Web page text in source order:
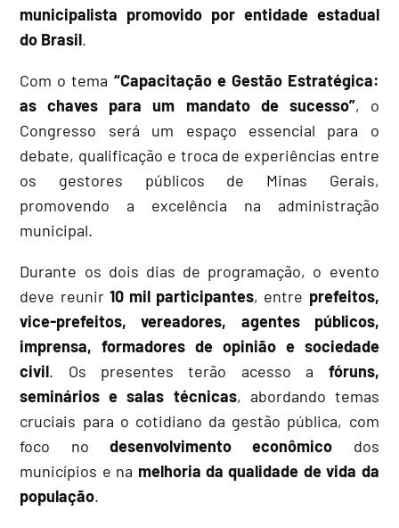
municipalista promovido por entidade estadual
do Brasil.
Com o tema “Capacitação e Gestão Estratégica:
as chaves para um mandato de sucesso”, o
Congresso será um espaço essencial para o
debate, qualificação e troca de experiências entre
os gestores públicos de Minas Gerais,
promovendo a excelência na administração
municipal.
Durante os dois dias de programação, o evento
deve reunir 10 mil participantes, entre prefeitos,
vice-prefeitos, vereadores, agentes públicos,
imprensa, formadores de opinião e sociedade
civil. Os presentes terão acesso a fóruns,
seminários e salas técnicas, abordando temas
cruciais para o cotidiano da gestão pública, com
foco no desenvolvimento econômico dos
municípios e na melhoria da qualidade de vida da
população.